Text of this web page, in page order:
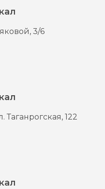
3/6
Таганрогская, 122